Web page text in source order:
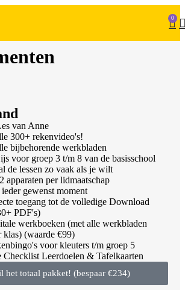
0
van Anne
300+ rekenvideo's!
bijbehorende werkbladen
voor groep 3 t/m 8 van de basisschool
de lessen zo vaak als je wilt
apparaten per lidmaatschap
gewenst moment
toegang tot de volledige Download
PDF's)
werkboeken (met alle werkbladen
klas) (waarde €99)
voor kleuters t/m groep 5
Leerdoelen & Tafelkaarten
het totaal pakket! (bespaar €234)